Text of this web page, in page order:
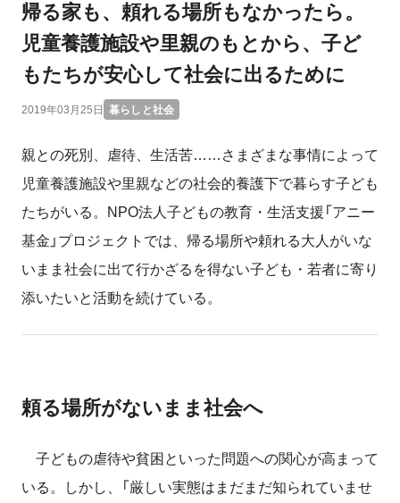
帰る家も、頼れる場所もなかったら。
児童養護施設や里親のもとから、子ど
もたちが安心して社会に出るために
2019年03月25日 暮らしと社会
親との死別、虐待、生活苦……さまざまな事情によって
児童養護施設や里親などの社会的養護下で暮らす子ども
たちがいる。NPO法人子どもの教育・生活支援「アニー
基金」プロジェクトでは、帰る場所や頼れる大人がいな
いまま社会に出て行かざるを得ない子ども・若者に寄り
添いたいと活動を続けている。
頼る場所がないまま社会へ
子どもの虐待や貧困といった問題への関心が高まって
いる。しかし、「厳しい実態はまだまだ知られていませ